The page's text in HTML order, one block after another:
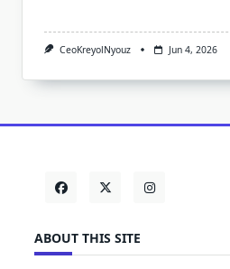
CeoKreyolNyouz Jun 4, 2026
ABOUT THIS SITE